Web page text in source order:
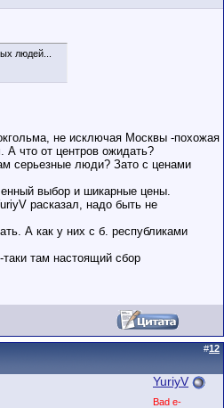
людей...
не исключая Москвы -похожая
А что от центров ожидать?
серьезные люди? Зато с ценами
выбор и шикарные цены.
расказал, надо быть не
А как у них с б. республиками
там настоящий сбор
#12
YuriyV
Bad e-